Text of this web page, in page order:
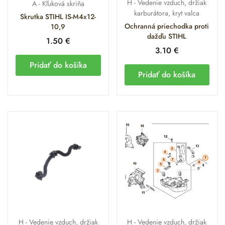
paliva.
Aerodynamika a manažment
tepla
Kryt valca a vedenie vzduchu nie sú len estetickými prvkami
odvádzaný preč, čím predchádzate vzniku „horúcich bodov“
a chránite horčíkový piest pred tepelnou deformáciou.
Odborné poradenstvo a
autorizovaný servis v
A - Kľuková skriňa
Skrutka STIHL IS-M4x12-
10,9
1.50 €
Pridať do košíka
H - Vedenie vzduch, držiak
karburátora, kryt valca
Ochranná priechodka proti
dažďu STIHL
3.10 €
Pridať do košíka
H - Vedenie vzduch, držiak H - Vedenie vzduch, držiak